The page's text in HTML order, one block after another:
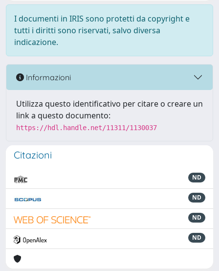
I documenti in IRIS sono protetti da copyright e
tutti i diritti sono riservati, salvo diversa
indicazione.
Informazioni
Utilizza questo identificativo per citare o creare un
link a questo documento:
https://hdl.handle.net/11311/1130037
Citazioni
ND
ND
ND
ND